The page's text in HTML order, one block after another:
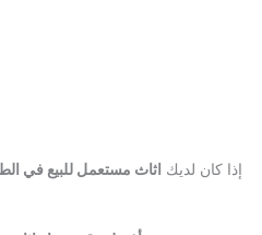
إذا كان لديك اثاث مستعمل للبيع في